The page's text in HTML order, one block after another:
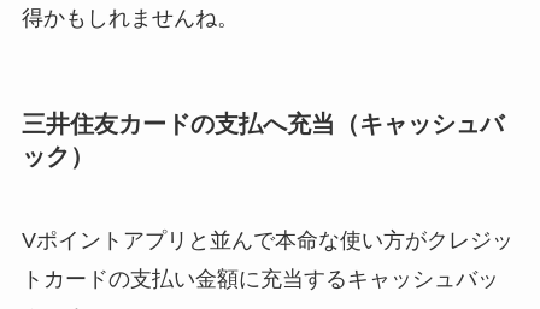
得かもしれませんね。
三井住友カードの支払へ充当（キャッシュバ
ック）
Vポイントアプリと並んで本命な使い方がクレジッ
トカードの支払い金額に充当するキャッシュバッ